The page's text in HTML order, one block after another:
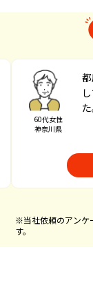
60代女性
神奈川県
た
※当社依頼のアンケ
す。